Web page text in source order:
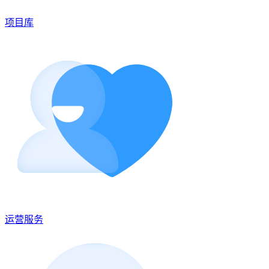
项目库
运营服务